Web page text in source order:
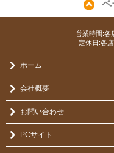
ペ
営業時間:各
定休日:各
ホーム
会社概要
お問い合わせ
PCサイト